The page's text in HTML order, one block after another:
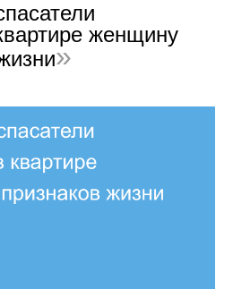
женщину